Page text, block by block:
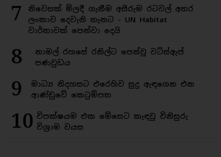
7
නිවෙසක් මිලදී ගැනීම අසීරුම රටවල් අතර
ලංකාව දෙවැනි තැනට - UN Habitat
වාර්තාවක් පෙන්වා දෙයි
8
නාමල් රහසේ රනිල්ට පෙන්වූ වට්ස්ඇප්
පණවුඩය
9
මාධ්‍ය නිදහසට එරෙහිව සුදු ඇඳගෙන එන
ආණ්ඩුවේ කෙටුම්පත
10 විපක්ෂයම එක මේසෙට කැඳවූ විනිසුරු
විශ්‍රාම වයස